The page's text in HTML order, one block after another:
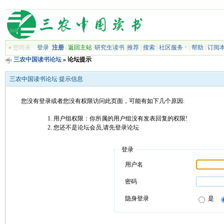
»您尚未 登录 注册| 返回主站| 研究生读书| 推荐| 搜索| 社区服务 帮助
订阅
三农中国读书论坛» 论坛提示
三农中国读书论坛 提示信息
您没有登录或者您没有权限访问此页面，可能有如下几个原因:
用户组权限：你所属的用户组没有发表回复的权限!
您还不是论坛会员,请先登录论坛
登录
用户名
密码
隐身登录 是